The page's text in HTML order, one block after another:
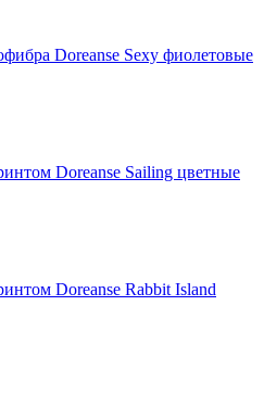
Doreanse Sexy фиолетовые
Doreanse Sailing цветные
Doreanse Rabbit Island